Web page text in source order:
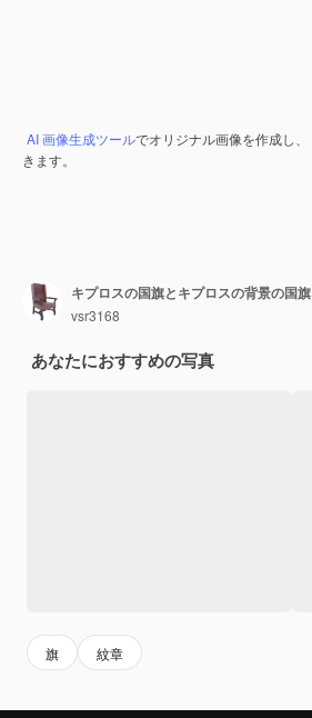
AI 画像生成ツールでオリジナル画像を作成し、
きます。
キプロスの国旗とキプロスの背景の国旗
vsr3168
あなたにおすすめの写真
旗 紋章